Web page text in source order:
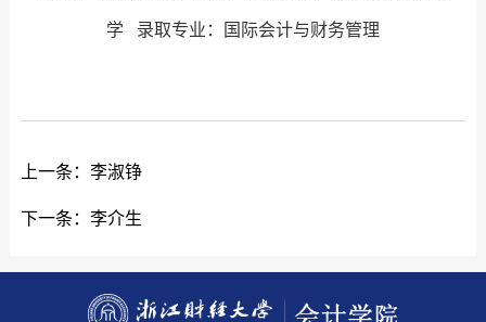
学 录取专业：国际会计与财务管理
上一条： 李淑铮
下一条： 李介生